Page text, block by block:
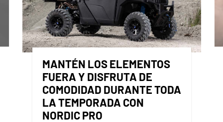
MANTÉN LOS ELEMENTOS
FUERA Y DISFRUTA DE
COMODIDAD DURANTE TODA
LA TEMPORADA CON
NORDIC PRO